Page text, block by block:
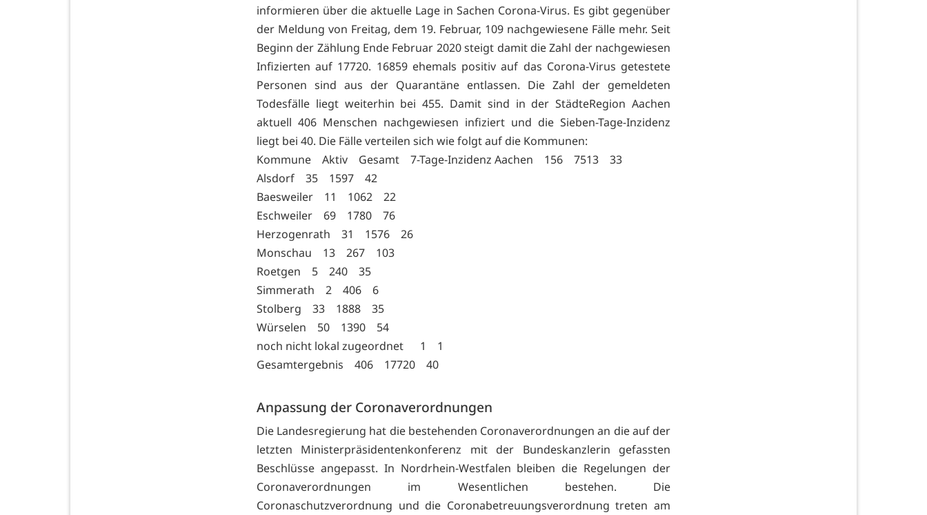
informieren über die aktuelle Lage in Sachen Corona-Virus. Es gibt gegenüber
der Meldung von Freitag, dem 19. Februar, 109 nachgewiesene Fälle mehr. Seit
Beginn der Zählung Ende Februar 2020 steigt damit die Zahl der nachgewiesen
Infizierten auf 17720. 16859 ehemals positiv auf das Corona-Virus getestete
Personen sind aus der Quarantäne entlassen. Die Zahl der gemeldeten
Todesfälle liegt weiterhin bei 455. Damit sind in der StädteRegion Aachen
aktuell 406 Menschen nachgewiesen infiziert und die Sieben-Tage-Inzidenz
liegt bei 40. Die Fälle verteilen sich wie folgt auf die Kommunen:
Kommune Aktiv Gesamt 7-Tage-Inzidenz Aachen 156 7513 33
Alsdorf 35 1597 42
Baesweiler 11 1062 22
Eschweiler 69 1780 76
Herzogenrath 31 1576 26
Monschau 13 267 103
Roetgen 5 240 35
Simmerath 2 406 6
Stolberg 33 1888 35
Würselen 50 1390 54
noch nicht lokal zugeordnet 1 1
Gesamtergebnis 406 17720 40
Anpassung der Coronaverordnungen
Die Landesregierung hat die bestehenden Coronaverordnungen an die auf der
letzten Ministerpräsidentenkonferenz mit der Bundeskanzlerin gefassten
Beschlüsse angepasst. In Nordrhein-Westfalen bleiben die Regelungen der
Coronaverordnungen im Wesentlichen bestehen. Die
Coronaschutzverordnung und die Coronabetreuungsverordnung treten am